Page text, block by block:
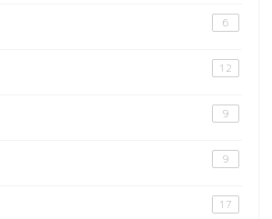
6
12
9
9
17